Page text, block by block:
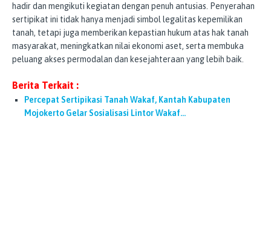
hadir dan mengikuti kegiatan dengan penuh antusias. Penyerahan
sertipikat ini tidak hanya menjadi simbol legalitas kepemilikan
tanah, tetapi juga memberikan kepastian hukum atas hak tanah
masyarakat, meningkatkan nilai ekonomi aset, serta membuka
peluang akses permodalan dan kesejahteraan yang lebih baik.
Berita Terkait :
Percepat Sertipikasi Tanah Wakaf, Kantah Kabupaten
Mojokerto Gelar Sosialisasi Lintor Wakaf…